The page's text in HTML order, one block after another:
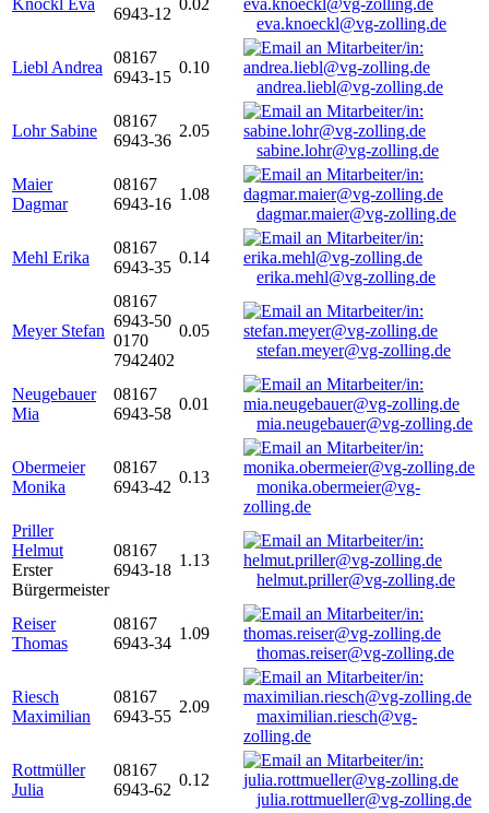
Knöckl Eva
6943-12
0.02
eva.knoeckl@vg-zolling.de
Liebl Andrea
08167
6943-15
0.10
andrea.liebl@vg-zolling.de
Lohr Sabine
08167
6943-36
2.05
sabine.lohr@vg-zolling.de
Maier
Dagmar
08167
6943-16
1.08
dagmar.maier@vg-zolling.de
Mehl Erika
08167
6943-35
0.14
erika.mehl@vg-zolling.de
Meyer Stefan
08167
6943-50
0170
7942402
0.05
stefan.meyer@vg-zolling.de
Neugebauer
Mia
08167
6943-58
0.01
mia.neugebauer@vg-zolling.de
Obermeier
Monika
08167
6943-42
0.13
monika.obermeier@vg-
zolling.de
Priller
Helmut
Erster
Bürgermeister
08167
6943-18
1.13
helmut.priller@vg-zolling.de
Reiser
Thomas
08167
6943-34
1.09
thomas.reiser@vg-zolling.de
Riesch
Maximilian
08167
6943-55
2.09
maximilian.riesch@vg-
zolling.de
Rottmüller
Julia
08167
6943-62
0.12
julia.rottmueller@vg-zolling.de